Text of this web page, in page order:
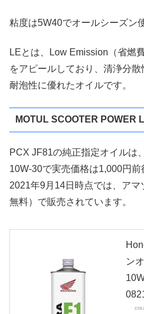
粘度は5W40でオールシーズン
LEとは、Low Emission（省燃
をアピールしており、清浄分散
耐泡性に優れたオイルです。
MOTUL SCOOTER POWER
PCX JF81の純正指定オイルは
10W-30で実売価格は1,000円前
2021年9月14日時点では、ア
無料）で販売されています。
ン